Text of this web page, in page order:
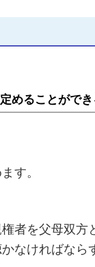
めることができ
す。
者を父母双方
なければなら